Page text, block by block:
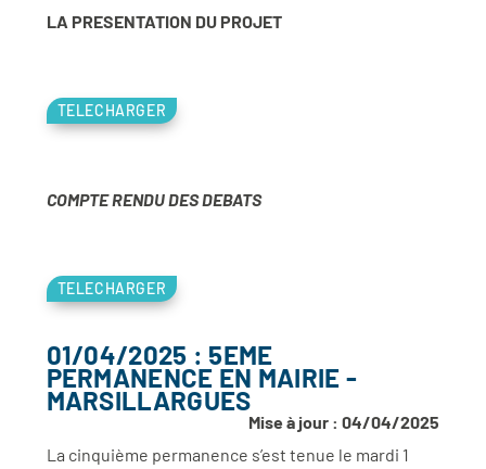
LA PRESENTATION DU PROJET
TELECHARGER
COMPTE RENDU DES DEBATS
TELECHARGER
01/04/2025 : 5EME
PERMANENCE EN MAIRIE -
MARSILLARGUES
Mise à jour : 04/04/2025
La cinquième permanence s’est tenue le mardi 1